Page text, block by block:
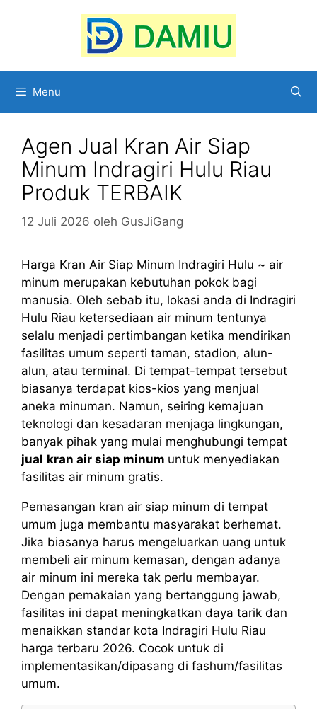
Menu
Agen Jual Kran Air Siap
Minum Indragiri Hulu Riau
Produk TERBAIK
12 Juli 2026 oleh GusJiGang
Harga Kran Air Siap Minum Indragiri Hulu ~ air
minum merupakan kebutuhan pokok bagi
manusia. Oleh sebab itu, lokasi anda di Indragiri
Hulu Riau ketersediaan air minum tentunya
selalu menjadi pertimbangan ketika mendirikan
fasilitas umum seperti taman, stadion, alun-
alun, atau terminal. Di tempat-tempat tersebut
biasanya terdapat kios-kios yang menjual
aneka minuman. Namun, seiring kemajuan
teknologi dan kesadaran menjaga lingkungan,
banyak pihak yang mulai menghubungi tempat
jual kran air siap minum untuk menyediakan
fasilitas air minum gratis.
Pemasangan kran air siap minum di tempat
umum juga membantu masyarakat berhemat.
Jika biasanya harus mengeluarkan uang untuk
membeli air minum kemasan, dengan adanya
air minum ini mereka tak perlu membayar.
Dengan pemakaian yang bertanggung jawab,
fasilitas ini dapat meningkatkan daya tarik dan
menaikkan standar kota Indragiri Hulu Riau
harga terbaru 2026. Cocok untuk di
implementasikan/dipasang di fashum/fasilitas
umum.